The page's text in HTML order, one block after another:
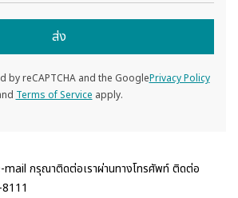
by reCAPTCHA and the GooglePrivacy Policy
Terms of Service apply.
mail กรุณาติดต่อเราผ่านทางโทรศัพท์ ติดต่อ